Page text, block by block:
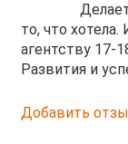
то, что
агентству 17-
Развития и
Добавить